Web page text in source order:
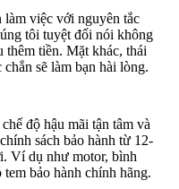
việc với nguyên tắc
tôi tuyệt đối nói không
tiền. Mặt khác, thái
sẽ làm bạn hài lòng.
độ hậu mãi tận tâm và
sách bảo hành từ 12-
Ví dụ như motor, bình
bảo hành chính hãng.